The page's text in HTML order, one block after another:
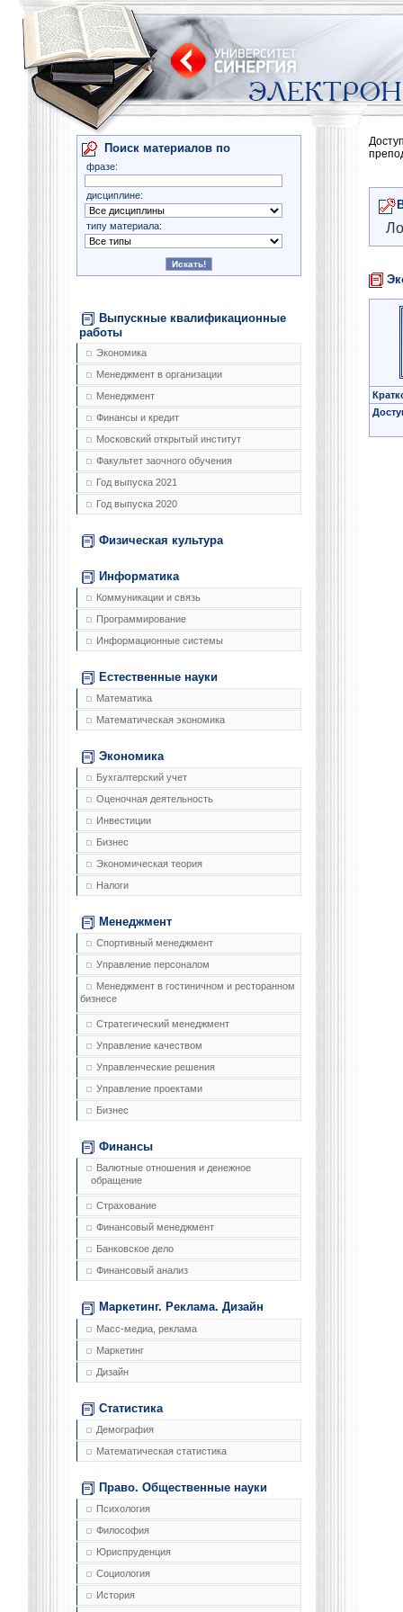
Поиск материалов по
фразе:
дисциплине:
типу материала:
Выпускные квалификационные
работы
Экономика
Менеджмент в организации
Менеджмент
Финансы и кредит
Московский открытый институт
Факультет заочного обучения
Год выпуска 2021
Год выпуска 2020
Физическая культура
Информатика
Коммуникации и связь
Программирование
Информационные системы
Естественные науки
Математика
Математическая экономика
Экономика
Бухгалтерский учет
Оценочная деятельность
Инвестиции
Бизнес
Экономическая теория
Налоги
Менеджмент
Спортивный менеджмент
Управление персоналом
Менеджмент в гостиничном и ресторанном
бизнесе
Стратегический менеджмент
Управление качеством
Управленческие решения
Управление проектами
Бизнес
Финансы
Валютные отношения и денежное
обращение
Страхование
Финансовый менеджмент
Банковское дело
Финансовый анализ
Маркетинг. Реклама. Дизайн
Масс-медиа, реклама
Маркетинг
Дизайн
Статистика
Демография
Математическая статистика
Право. Общественные науки
Психология
Философия
Юриспруденция
Социология
История